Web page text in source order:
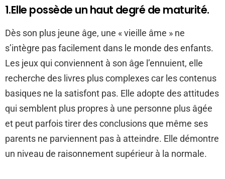
1.Elle possède un haut degré de maturité.
Dès son plus jeune âge, une « vieille âme » ne
s’intègre pas facilement dans le monde des enfants.
Les jeux qui conviennent à son âge l’ennuient, elle
recherche des livres plus complexes car les contenus
basiques ne la satisfont pas. Elle adopte des attitudes
qui semblent plus propres à une personne plus âgée
et peut parfois tirer des conclusions que même ses
parents ne parviennent pas à atteindre. Elle démontre
un niveau de raisonnement supérieur à la normale.